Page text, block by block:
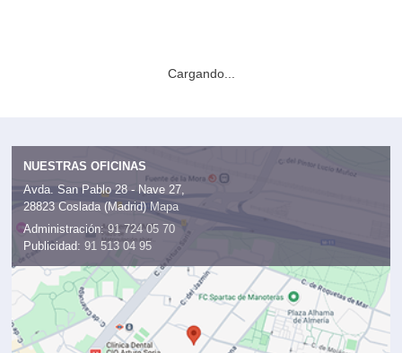
Cargando...
NUESTRAS OFICINAS
Avda. San Pablo 28 - Nave 27,
28823 Coslada (Madrid) Mapa
Administración: 91 724 05 70
Publicidad: 91 513 04 95